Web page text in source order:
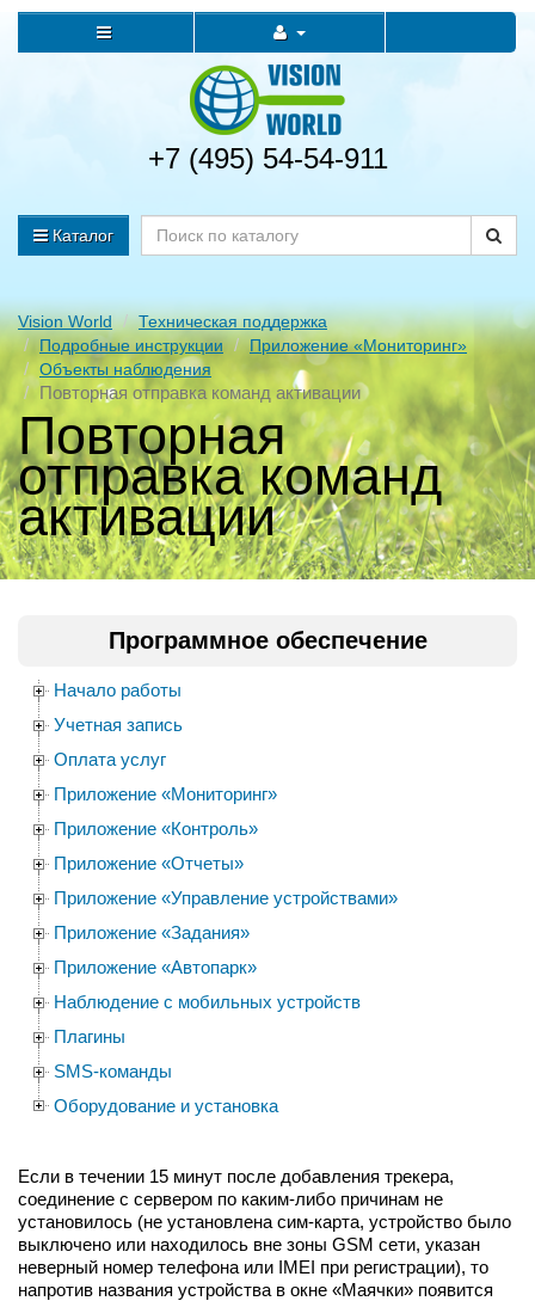
+7 (495) 54-54-911
Каталог
Vision World
Техническая поддержка
Подробные инструкции
Приложение «Мониторинг»
Объекты наблюдения
Повторная отправка команд активации
Повторная
отправка команд
активации
Программное обеспечение
Начало работы
Учетная запись
Оплата услуг
Приложение «Мониторинг»
Приложение «Контроль»
Приложение «Отчеты»
Приложение «Управление устройствами»
Приложение «Задания»
Приложение «Автопарк»
Наблюдение с мобильных устройств
Плагины
SMS-команды
Оборудование и установка
Если в течении 15 минут после добавления трекера,
соединение с сервером по каким-либо причинам не
установилось (не установлена сим-карта, устройство было
выключено или находилось вне зоны GSM сети, указан
неверный номер телефона или IMEI при регистрации), то
напротив названия устройства в окне «Маячки» появится